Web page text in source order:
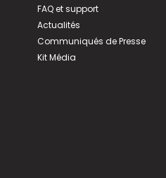
FAQ et support
Actualités
Communiqués de Presse
Kit Média